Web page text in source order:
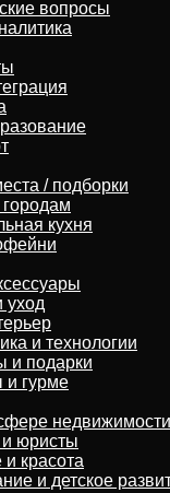
вопросы
/ подборки
кухня
уход
и технологии
и подарки
и гурме
недвижимости
юристы
красота
и детское